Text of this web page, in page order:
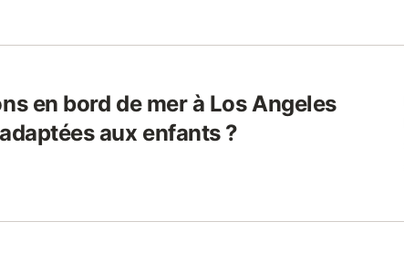
en bord de mer à Los Angeles
aux enfants ?